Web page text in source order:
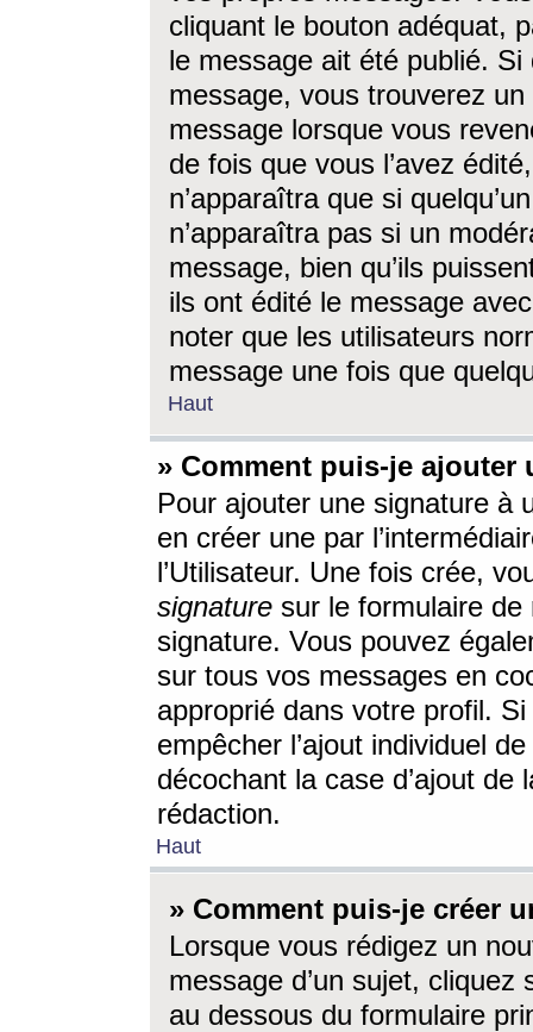
cliquant le bouton adéquat,
le message ait été publié. Si
message, vous trouverez
message lorsque vous
de fois que vous l’avez
n’apparaîtra que si
n’apparaîtra pas si un
message, bien qu’ils
ils ont édité le message
noter que les utilisateurs
message une fois que
Haut
» Comment puis-je ajouter
Pour ajouter une signature à
en créer une par
l’Utilisateur. Une fois crée,
signature sur le formulaire de
signature. Vous pouvez
sur tous vos messages en
approprié dans votre profil.
empêcher l’ajout individuel
décochant la case d’ajout
rédaction.
Haut
» Comment puis-je créer
Lorsque vous rédigez un
message d’un sujet, cliquez
au dessous du formulaire